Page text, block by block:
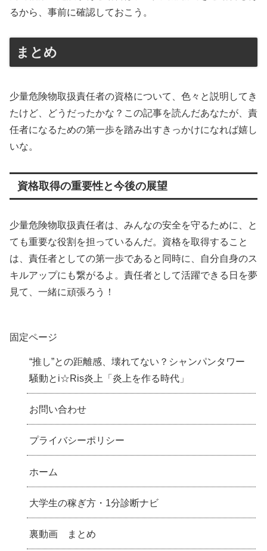
るから、事前に確認しておこう。
まとめ
少量危険物取扱責任者の資格について、色々と説明してき
たけど、どうだったかな？この記事を読んだあなたが、責
任者になるための第一歩を踏み出すきっかけになれば嬉し
いな。
資格取得の重要性と今後の展望
少量危険物取扱責任者は、みんなの安全を守るために、と
ても重要な役割を担っているんだ。資格を取得すること
は、責任者としての第一歩であると同時に、自分自身のス
キルアップにも繋がるよ。責任者として活躍できる日を夢
見て、一緒に頑張ろう！
固定ページ
“推し”との距離感、壊れてない？シャンパンタワー
騒動とi☆Ris炎上「炎上を作る時代」
お問い合わせ
プライバシーポリシー
ホーム
大学生の稼ぎ方・1分診断ナビ
裏動画 まとめ